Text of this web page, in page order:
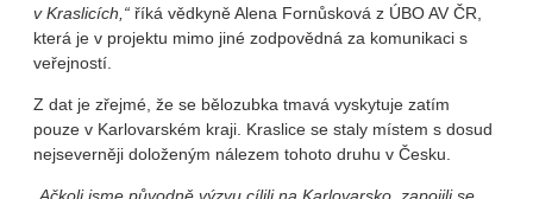
v Kraslicích,“ říká vědkyně Alena Fornůsková z ÚBO AV ČR,
která je v projektu mimo jiné zodpovědná za komunikaci s
veřejností.
Z dat je zřejmé, že se bělozubka tmavá vyskytuje zatím
pouze v Karlovarském kraji. Kraslice se staly místem s dosud
nejseverněji doloženým nálezem tohoto druhu v Česku.